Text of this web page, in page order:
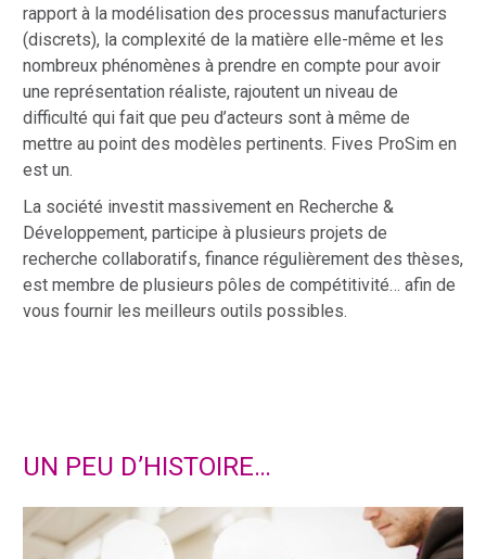
rapport à la modélisation des processus manufacturiers
(discrets), la complexité de la matière elle-même et les
nombreux phénomènes à prendre en compte pour avoir
une représentation réaliste, rajoutent un niveau de
difficulté qui fait que peu d’acteurs sont à même de
mettre au point des modèles pertinents. Fives ProSim en
est un.
La société investit massivement en Recherche &
Développement, participe à plusieurs projets de
recherche collaboratifs, finance régulièrement des thèses,
est membre de plusieurs pôles de compétitivité… afin de
vous fournir les meilleurs outils possibles.
UN PEU D’HISTOIRE…